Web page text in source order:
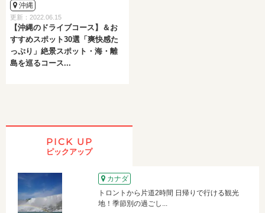
沖縄
更新：2022.06.15
【沖縄のドライブコース】＆お
すすめスポット30選「爽快感た
っぷり」絶景スポット・海・離
島を巡るコース...
PICK UP
ピックアップ
カナダ
トロントから片道2時間 日帰りで行ける観光
地！季節別の過ごし...